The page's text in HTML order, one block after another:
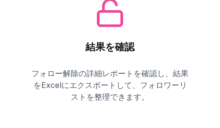
結果を確認
フォロー解除の詳細レポートを確認し、結果
をExcelにエクスポートして、フォロワーリ
ストを整理できます。